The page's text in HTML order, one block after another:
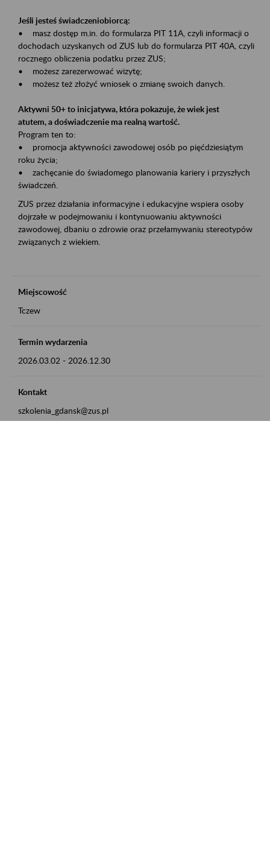
Jeśli jesteś świadczeniobiorcą:
• masz dostęp m.in. do formularza PIT 11A, czyli informacji o
dochodach uzyskanych od ZUS lub do formularza PIT 40A, czyli
rocznego obliczenia podatku przez ZUS;
• możesz zarezerwować wizytę;
• możesz też złożyć wniosek o zmianę swoich danych.
Aktywni 50+ to inicjatywa, która pokazuje, że wiek jest
atutem, a doświadczenie ma realną wartość.
Program ten to:
• promocja aktywności zawodowej osób po pięćdziesiątym
roku życia;
• zachęcanie do świadomego planowania kariery i przyszłych
świadczeń.
ZUS przez działania informacyjne i edukacyjne wspiera osoby
dojrzałe w podejmowaniu i kontynuowaniu aktywności
zawodowej, dbaniu o zdrowie oraz przełamywaniu stereotypów
związanych z wiekiem.
Miejscowość
Tczew
Termin wydarzenia
2026.03.02 - 2026.12.30
Kontakt
szkolenia_gdansk@zus.pl